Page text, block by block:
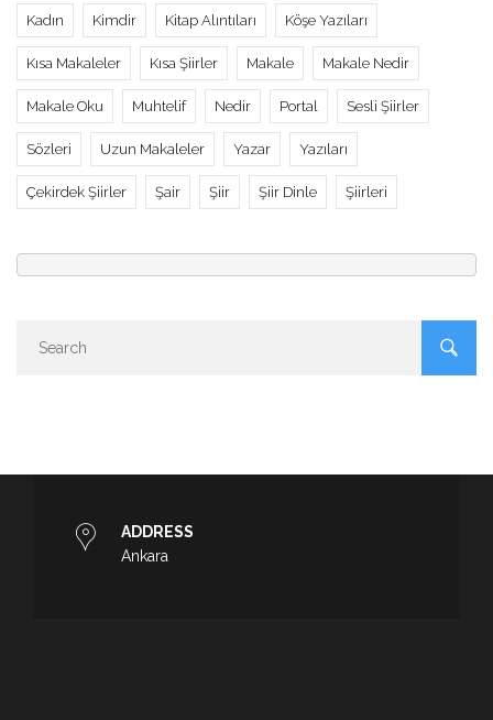
Kadın Kimdir Kitap Alıntıları Köşe Yazıları
Kısa Makaleler Kısa Şiirler Makale Makale Nedir
Makale Oku Muhtelif Nedir Portal Sesli Şiirler
Sözleri Uzun Makaleler Yazar Yazıları
Çekirdek Şiirler Şair Şiir Şiir Dinle Şiirleri
ADDRESS
Ankara